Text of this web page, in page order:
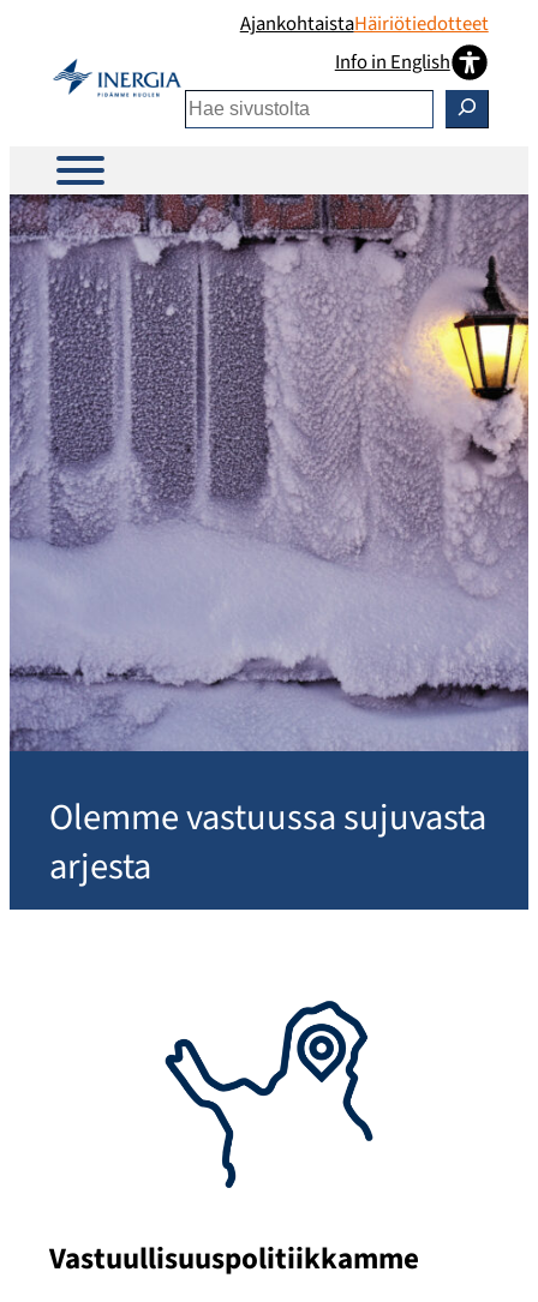
AjankohtaistaHäiriötiedotteet
Info in English
Etsi
Olemme vastuussa sujuvasta
arjesta
Vastuullisuuspolitiikkamme